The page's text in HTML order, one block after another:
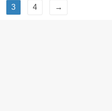
3 4 →